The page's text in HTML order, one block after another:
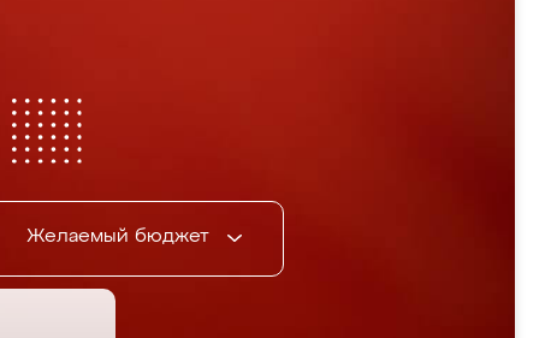
Желаемый бюджет